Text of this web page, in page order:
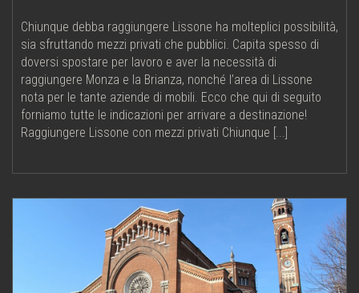
Chiunque debba raggiungere Lissone ha molteplici possibilità,
sia sfruttando mezzi privati che pubblici. Capita spesso di
doversi spostare per lavoro e aver la necessità di
raggiungere Monza e la Brianza, nonché l’area di Lissone
nota per le tante aziende di mobili. Ecco che qui di seguito
forniamo tutte le indicazioni per arrivare a destinazione!
Raggiungere Lissone con mezzi privati Chiunque [...]